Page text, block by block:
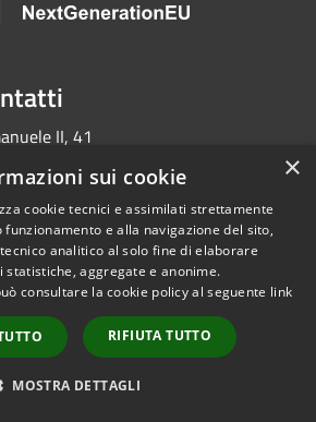
II, 41
Copyright © 2026 • Portale
Opendata • Powered by
Municipium•Accesso
redazione
×
sui cookie
cookie tecnici e assimilati strettamente
e alla navigazione del sito,
analitico al solo fine di elaborare
statistiche, aggregate e anonime.
consultare la cookie policy al seguente link
RIFIUTA TUTTO
MOSTRA DETTAGLI